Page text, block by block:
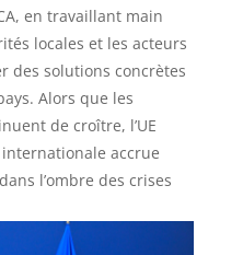
en travaillant main
locales et les acteurs
des solutions concrètes
Alors que les
de croître, l’UE
accrue
l’ombre des crises